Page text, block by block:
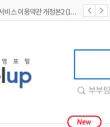
[공지] [호텔업] 유료서비스 이용약관 개정본2 (19.09.02)
부부팀